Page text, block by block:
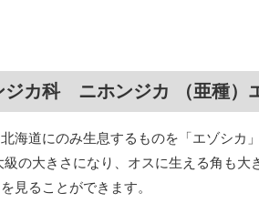
カ科 ニホンジカ （亜種）
海道にのみ生息するものを「エゾシカ
の大きさになり、オスに生える角も大
見ることができます。